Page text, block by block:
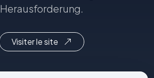
Herausforderung.
Visiter le site